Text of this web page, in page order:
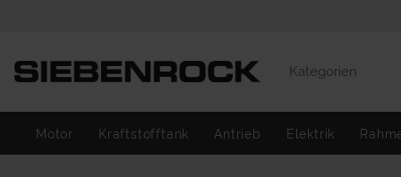
Kategorien
Motor Kraftstofftank Antrieb Elektrik